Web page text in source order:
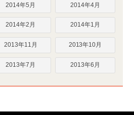
2014年5月 2014年4月
2014年2月 2014年1月
2013年11月 2013年10月
2013年7月 2013年6月